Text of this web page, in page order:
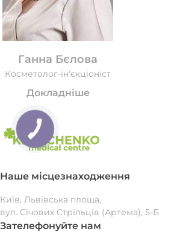
Ганна Бєлова
Косметолог-ін'єкціоніст
Докладніше
Наше місцезнаходження
Київ, Львівська площа,
вул. Січових Стрільців (Артема), 5-Б
Зателефонуйте нам